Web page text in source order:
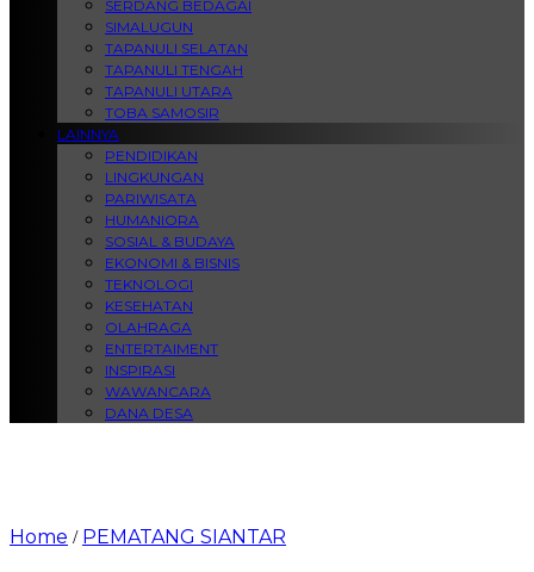
SERDANG BEDAGAI
SIMALUGUN
TAPANULI SELATAN
TAPANULI TENGAH
TAPANULI UTARA
TOBA SAMOSIR
LAINNYA
PENDIDIKAN
LINGKUNGAN
PARIWISATA
HUMANIORA
SOSIAL & BUDAYA
EKONOMI & BISNIS
TEKNOLOGI
KESEHATAN
OLAHRAGA
ENTERTAIMENT
INSPIRASI
WAWANCARA
DANA DESA
Home / PEMATANG SIANTAR